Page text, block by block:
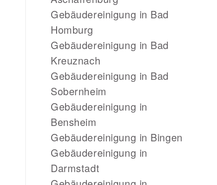
Gebäudereinigung in Bad
Homburg
Gebäudereinigung in Bad
Kreuznach
Gebäudereinigung in Bad
Sobernheim
Gebäudereinigung in
Bensheim
Gebäudereinigung in Bingen
Gebäudereinigung in
Darmstadt